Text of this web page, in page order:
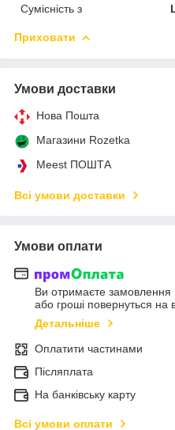
Сумісність з
Приховати
Умови доставки
Нова Пошта
Магазини Rozetka
Meest ПОШТА
Всі умови доставки
Умови оплати
Ви отримаєте замовлення
або гроші повернуться на
Детальніше
Оплатити частинами
Післяплата
На банківську карту
Всі умови оплати